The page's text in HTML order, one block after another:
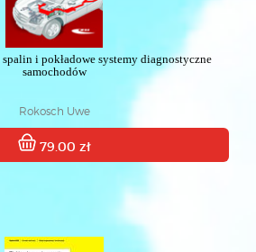
i pokładowe systemy diagnostyczne
samochodów
Rokosch Uwe
79.00 zł